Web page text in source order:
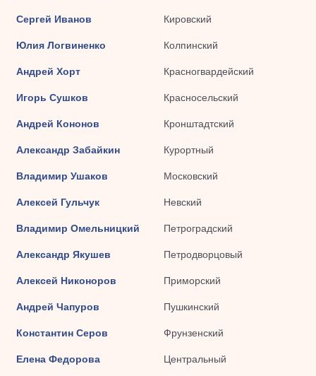
Сергей Иванов Кировский
Юлия Логвиненко Колпинский
Андрей Хорт Красногвардейский
Игорь Сушков Красносельский
Андрей Кононов Кронштадтский
Александр Забайкин Курортный
Владимир Ушаков Московский
Алексей Гульчук Невский
Владимир Омельницкий Петроградский
Александр Якушев Петродворцовый
Алексей Никоноров Приморский
Андрей Чапуров Пушкинский
Константин Серов Фрунзенский
Елена Федорова Центральный